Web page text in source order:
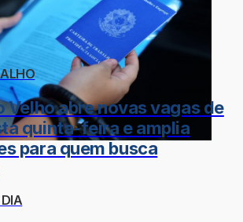
Velho abre novas vagas de
quinta-feira e amplia
para quem busca